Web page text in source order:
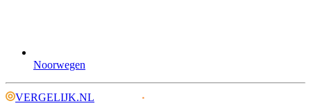
Noorwegen
VERGELIJK.NL